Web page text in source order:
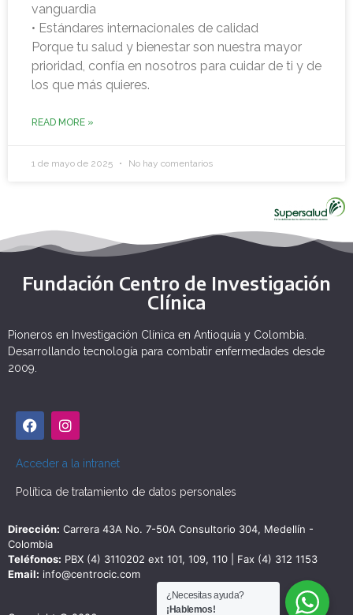
vanguardia
• Estándares internacionales de calidad
Porque tu salud y bienestar son nuestra mayor
prioridad, confía en nosotros para cuidar de ti y de
los que más quieres.
READ MORE »
1 de mayo de 2025 No hay comentarios
Fundación Centro de Investigación
Clínica
Pioneros en Investigación Clínica en Antioquia y Colombia.
Desarrollando tecnología para combatir enfermedades desde
2009.
Acceder a la intranet
Política de tratamiento de datos personales
Dirección: Carrera 43A No. 7-50A Consultorio 304, Medellín -
Colombia
Teléfonos: PBX (4) 3110202 ext 101, 109, 110 | Fax (4) 312 1153
Email: info@centrocic.com
¿Necesitas ayuda?
¡Hablemos!